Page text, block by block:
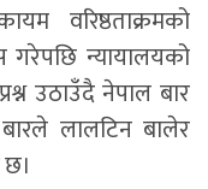
वरिष्ठताक्रमको
गरेपछि न्यायालयको
उठाउँदै नेपाल बार
लालटिन बालेर